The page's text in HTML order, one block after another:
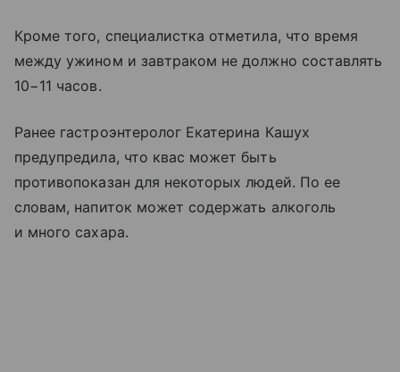
Кроме того, специалистка отметила, что время
между ужином и завтраком не должно составлять
10−11 часов.
Ранее гастроэнтеролог Екатерина Кашух
предупредила, что квас может быть
противопоказан для некоторых людей. По ее
словам, напиток может содержать алкоголь
и много сахара.